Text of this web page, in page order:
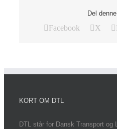
Del
Facebook X
KORT OM DTL
DTL står for Dansk Transport og